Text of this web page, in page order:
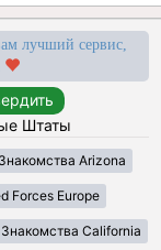
лучший сервис,
Штаты
Знакомства Arizona
Forces Europe
Знакомства California